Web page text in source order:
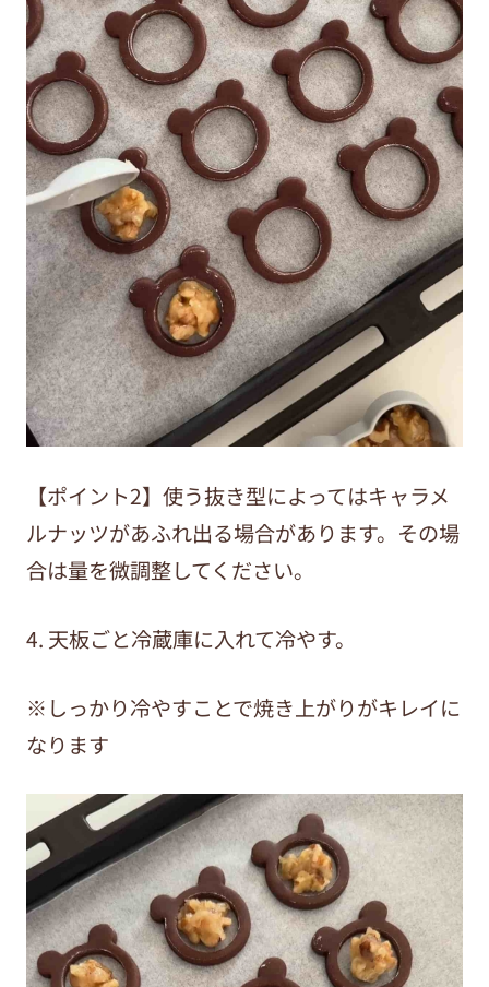
【ポイント2】使う抜き型によってはキャラメ
ルナッツがあふれ出る場合があります。その場
合は量を微調整してください。
4. 天板ごと冷蔵庫に入れて冷やす。
※しっかり冷やすことで焼き上がりがキレイに
なります